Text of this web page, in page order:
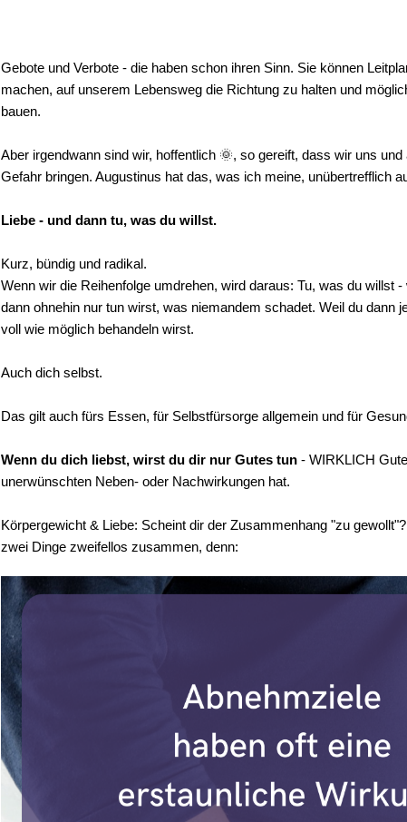
Gebote und Verbote - die haben schon ihren Sinn. Sie können
machen, auf unserem Lebensweg die Richtung zu halten und
bauen.
Aber irgendwann sind wir, hoffentlich 🌞, so gereift, dass wir uns
Gefahr bringen. Augustinus hat das, was ich meine, unübertrefflich
Liebe - und dann tu, was du willst.
Kurz, bündig und radikal.
Wenn wir die Reihenfolge umdrehen, wird daraus: Tu, was du willst
dann ohnehin nur tun wirst, was niemandem schadet. Weil du dann
voll wie möglich behandeln wirst.
Auch dich selbst.
Das gilt auch fürs Essen, für Selbstfürsorge allgemein und für
Wenn du dich liebst, wirst du dir nur Gutes tun - WIRKLICH
unerwünschten Neben- oder Nachwirkungen hat.
Körpergewicht & Liebe: Scheint dir der Zusammenhang "zu
zwei Dinge zweifellos zusammen, denn: